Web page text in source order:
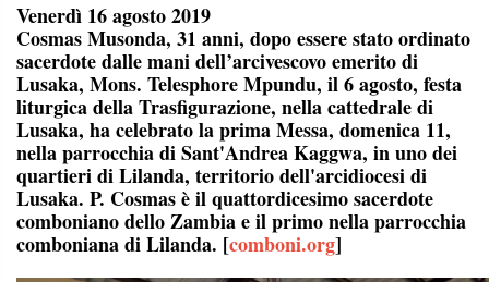
Venerdì 16 agosto 2019
Cosmas Musonda, 31 anni, dopo essere stato ordinato
sacerdote dalle mani dell’arcivescovo emerito di
Lusaka, Mons. Telesphore Mpundu, il 6 agosto, festa
liturgica della Trasfigurazione, nella cattedrale di
Lusaka, ha celebrato la prima Messa, domenica 11,
nella parrocchia di Sant'Andrea Kaggwa, in uno dei
quartieri di Lilanda, territorio dell'arcidiocesi di
Lusaka. P. Cosmas è il quattordicesimo sacerdote
comboniano dello Zambia e il primo nella parrocchia
comboniana di Lilanda. [comboni.org]